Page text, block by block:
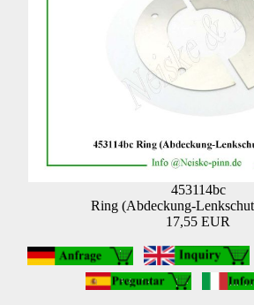
453114bc
Ring (Abdeckung-
17,55 EUR